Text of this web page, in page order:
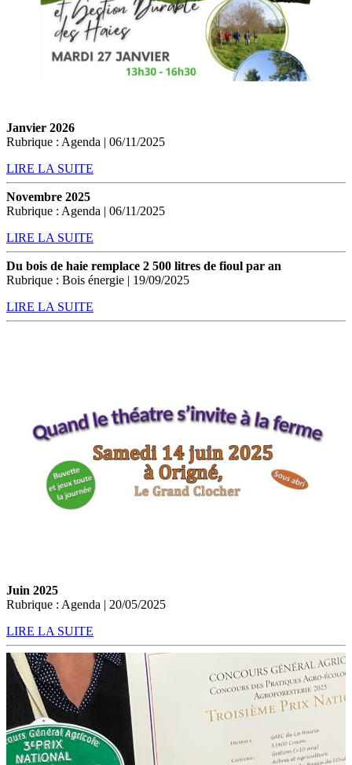
Janvier 2026
Rubrique : Agenda | 06/11/2025
LIRE LA SUITE
Novembre 2025
Rubrique : Agenda | 06/11/2025
LIRE LA SUITE
Du bois de haie remplace 2 500 litres de fioul par an
Rubrique : Bois énergie | 19/09/2025
LIRE LA SUITE
Juin 2025
Rubrique : Agenda | 20/05/2025
LIRE LA SUITE